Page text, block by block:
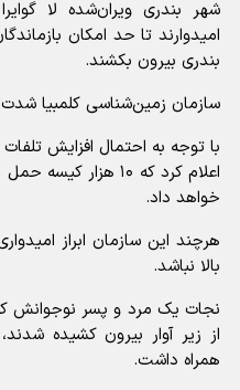
شهر بندری ویران‌شده لا
امیدوارند تا حد امکان
بندری بیرون بکشند.
سازمان زمین‌شناسی کلمبیا شدت پس‌لرزه را ۵.۱
اعلام کرد که ۱۰ هزار
خواهد داد.
هرچند این سازمان ابراز
بالا نباشد.
نجات یک مرد و پسر نوجوانش که
از زیر آوار بیرون کشیده
همراه داشت.